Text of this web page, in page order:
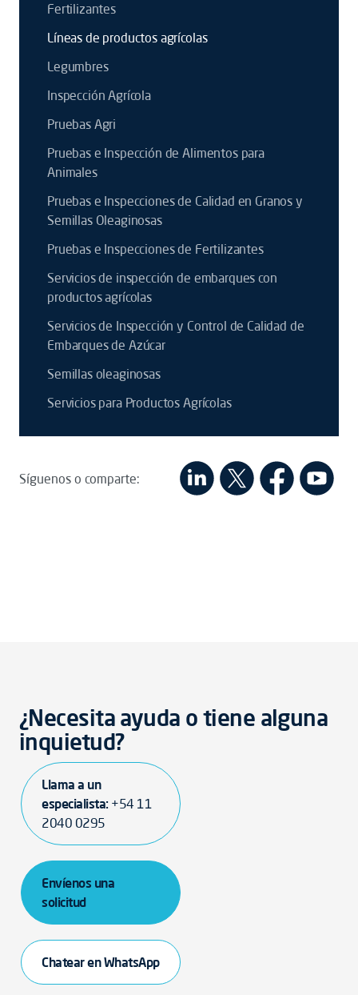
Fertilizantes
Líneas de productos agrícolas
Legumbres
Inspección Agrícola
Pruebas Agri
Pruebas e Inspección de Alimentos para
Animales
Pruebas e Inspecciones de Calidad en Granos y
Semillas Oleaginosas
Pruebas e Inspecciones de Fertilizantes
Servicios de inspección de embarques con
productos agrícolas
Servicios de Inspección y Control de Calidad de
Embarques de Azúcar
Semillas oleaginosas
Servicios para Productos Agrícolas
Síguenos o comparte:
¿Necesita ayuda o tiene alguna
inquietud?
Llama a un
especialista: +54 11
2040 0295
Envíenos una
solicitud
Chatear en WhatsApp